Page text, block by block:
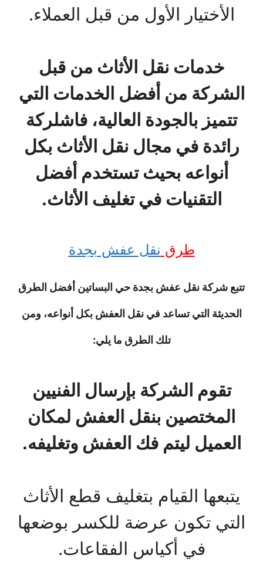
الأختيار الأول من قبل العملاء.
خدمات نقل الأثاث من قبل
الشركة من أفضل الخدمات التي
تتميز بالجودة العالية، فاشلركة
رائدة في مجال نقل الأثاث بكل
أنواعه بحيث تستخدم أفضل
التقنيات في تغليف الأثاث.
طرق نقل عفش بجدة
تتبع شركة نقل عفش بجدة حي البساتين أفضل الطرق
الحديثة التي تساعد في نقل العفش بكل أنواعه، ومن
تلك الطرق ما يلي:
تقوم الشركة بإرسال الفنيين
المختصين بنقل العفش لمكان
العميل ليتم فك العفش وتغليفه.
يتبعها القيام بتغليف قطع الأثاث
التي تكون عرضة للكسر بوضعها
في أكياس الفقاعات.